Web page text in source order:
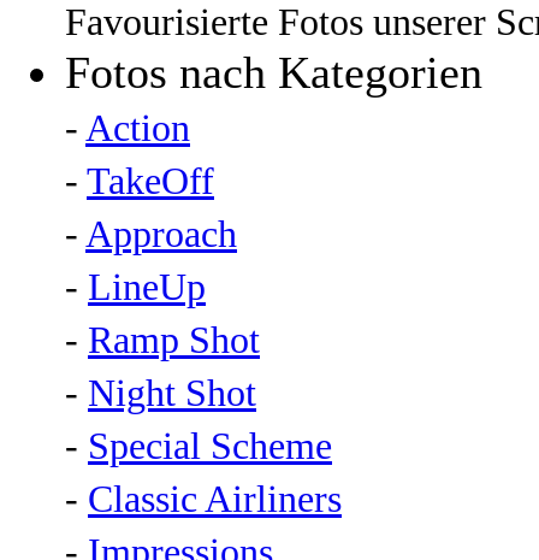
Favourisierte Fotos unserer
Fotos nach Kategorien
- Action
- TakeOff
- Approach
- LineUp
- Ramp Shot
- Night Shot
- Special Scheme
- Classic Airliners